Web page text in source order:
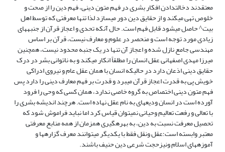
معتقدند دخالت‏دادن افکار بشری در فهم متون دینی، فهم دین را از صحت و
خلوص تهی می‏کند و از حقایق دین دور می‏سازد لذا تنها معرفتی که توسط اهل
بیت^ حاصل می‏شود قابل فهم است. حال آنکه تحدی و اعجاز قرآن از جنبه‏های
زیادی مورد توجه است و منحصر در علوم و معارف نیست، قرآن بر اساس
مهندسی جامع نازل شده و اعجاز آن تنها در یک جنبه محدود نیست، همچنین
میرزا مهدی اصفهانی عقل انسان را مطلقاً انکار می‏کند و به ناتوانی بشر در درک
حقایق دینی اذعان دارد در حالیکه انسان با همان عقل عام و نیروی ادراکی
خویش پی به قدرت اعجاز قرآن می‏برد و قدرت بر فهم معارف دینی را دارد پس
فهم متون دینی اختصاص به گروه خاصی ندارد، همان کسی که وحی را فرود
آورده است در انسان ودیعه‏ای به نام عقل نهاده است. هرچند اندیشه بشری را
با تعالی و رفعت تعالیم وحیانی نمی‏توان قیاس کرد اما نباید فراموش شود که
تحصیل معرفت نسبت به دین، به بهره‏گیری همزمان از همه منابع معرفتی
معتبر وابسته است؛عقل ونقل فقط با یکدیگر می‏توانند معرف گزاره‏ها و
آموزه‏های اسلام ونیزحجت شرعی دین حنیف باشند.